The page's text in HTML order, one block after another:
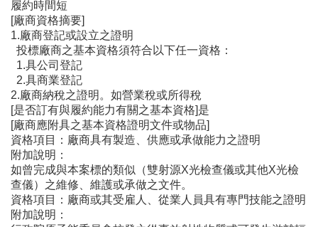
履約時間短
[廠商資格摘要]
1.廠商登記或設立之證明
投標廠商之基本資格須符合以下任一資格：
1.具公司登記
2.具商業登記
2.廠商納稅之證明。如營業稅或所得稅
[是否訂有與履約能力有關之基本資格]是
[廠商應附具之基本資格證明文件或物品]
資格項目：廠商具有製造、供應或承做能力之證明
附加說明：
如曾完成與本案標的類似（雙射源X光檢查儀或其他X光檢
查儀）之維修、維護或承做之文件。
資格項目：廠商或其受雇人、從業人員具有專門技能之證明
附加說明：